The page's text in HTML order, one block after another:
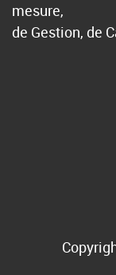
mesure,
de Gestion, de